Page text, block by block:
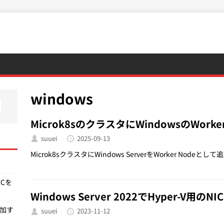
windows
Microk8sのクラスタにWindowsの
suuei 2025-09-13
Microk8sクラスタにWindows ServerをWorker Nodeとして
Windows Server 2022でHyper-V用の
suuei 2023-11-12
を
す